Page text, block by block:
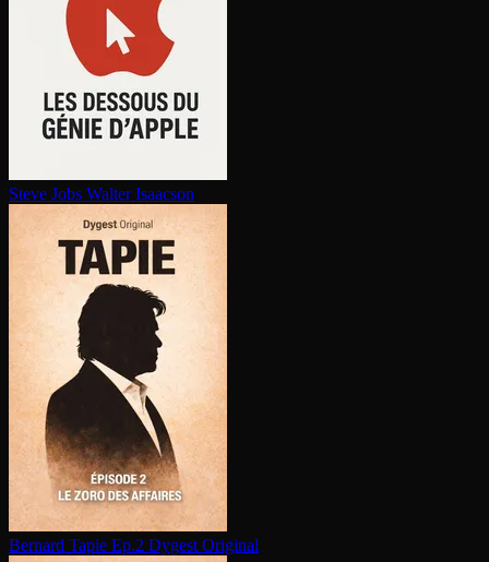
Steve Jobs Walter Isaacson
Bernard Tapie Ep.2 Dygest Original